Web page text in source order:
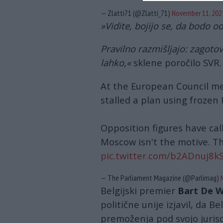
— Zlatti71 (@Zlatti_71) November 11,
»Vidite, bojijo se, da bodo
Pravilno razmišljajo:
lahko,«sklene poročilo SVR.
At the European Council
stalled a plan using frozen
Opposition figures have
Moscow isn't the motive.
pic.twitter.com/
— The Parliament Magazine (@Parlimag)
Belgijski premier Bart De
politične unije izjavil, da
premoženja pod svojo